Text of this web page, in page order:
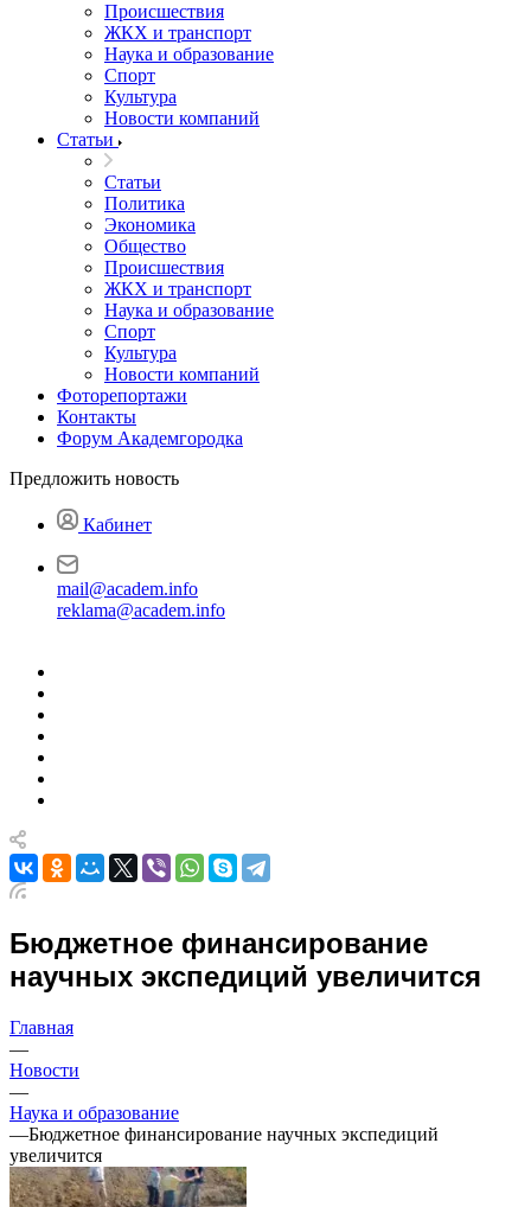
Происшествия
ЖКХ и транспорт
Наука и образование
Спорт
Культура
Новости компаний
Статьи
Статьи
Политика
Экономика
Общество
Происшествия
ЖКХ и транспорт
Наука и образование
Спорт
Культура
Новости компаний
Фоторепортажи
Контакты
Форум Академгородка
Предложить новость
Кабинет
mail@academ.info
reklama@academ.info
Бюджетное финансирование
научных экспедиций увеличится
Главная
—
Новости
—
Наука и образование
—Бюджетное финансирование научных экспедиций
увеличится